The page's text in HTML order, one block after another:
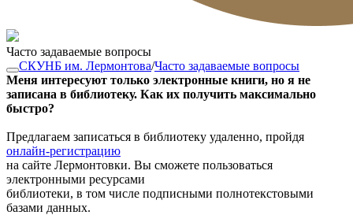
Часто задаваемые вопросы
СКУНБ им. Лермонтова/Часто задаваемые вопросы
Меня интересуют только электронные книги, но я не
записана в библиотеку. Как их получить максимально
быстро?
Предлагаем записаться в библиотеку удаленно, пройдя
онлайн-регистрацию
на сайте Лермонтовки. Вы сможете пользоваться
электронными ресурсами
библиотеки, в том числе подписными полнотекстовыми
базами данных.